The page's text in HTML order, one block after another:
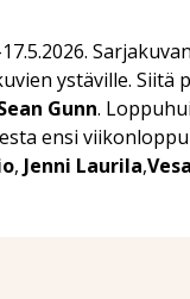
ystäville. Siitä
Gunn.
ensi
, Jenni Laurila,